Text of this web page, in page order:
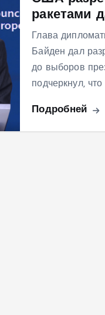
ракетами
Глава
Байден дал
до выборов
подчеркнул,
Подробней